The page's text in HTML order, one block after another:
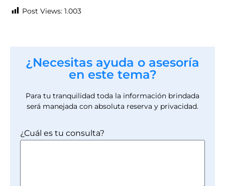
Post Views: 1.003
¿Necesitas ayuda o asesoría
en este tema?
Para tu tranquilidad toda la información brindada
será manejada con absoluta reserva y privacidad.
¿Cuál es tu consulta?